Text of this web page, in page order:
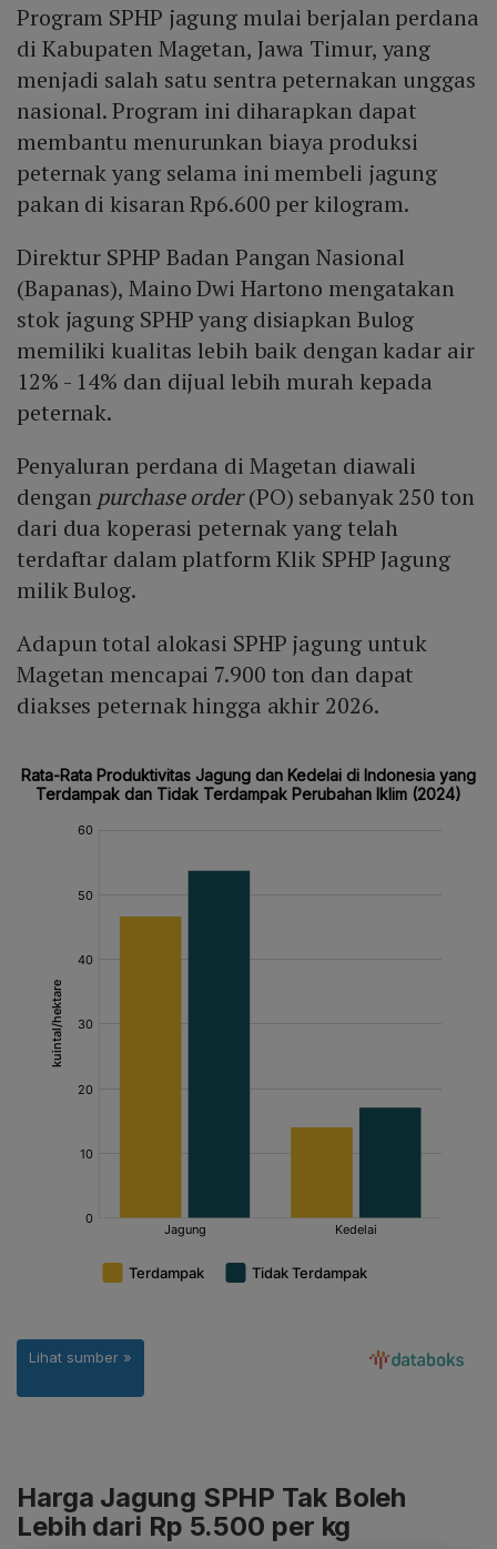
Program SPHP jagung mulai berjalan perdana
di Kabupaten Magetan, Jawa Timur, yang
menjadi salah satu sentra peternakan unggas
nasional. Program ini diharapkan dapat
membantu menurunkan biaya produksi
peternak yang selama ini membeli jagung
pakan di kisaran Rp6.600 per kilogram.
Direktur SPHP Badan Pangan Nasional
(Bapanas), Maino Dwi Hartono mengatakan
stok jagung SPHP yang disiapkan Bulog
memiliki kualitas lebih baik dengan kadar air
12% - 14% dan dijual lebih murah kepada
peternak.
Penyaluran perdana di Magetan diawali
dengan purchase order(PO) sebanyak 250 ton
dari dua koperasi peternak yang telah
terdaftar dalam platform Klik SPHP Jagung
milik Bulog.
Adapun total alokasi SPHP jagung untuk
Magetan mencapai 7.900 ton dan dapat
diakses peternak hingga akhir 2026.
Harga Jagung SPHP Tak Boleh
Lebih dari Rp 5.500 per kg